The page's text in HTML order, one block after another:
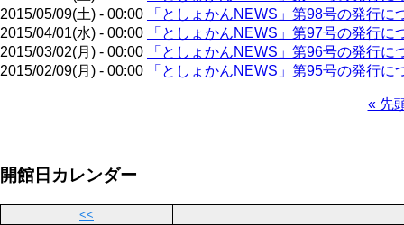
2015/05/09(土) - 00:00
「としょかんNEWS」第98号の発行に
2015/04/01(水) - 00:00
「としょかんNEWS」第97号の発行に
2015/03/02(月) - 00:00
「としょかんNEWS」第96号の発行に
2015/02/09(月) - 00:00
「としょかんNEWS」第95号の発行に
送
先
« 先
開館日カレンダー
<<